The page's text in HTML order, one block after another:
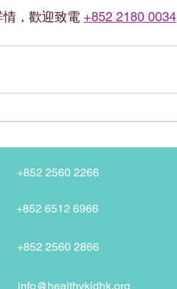
，歡迎致電 +852 2180 0034
+852 2560 2266
+852 6512 6966
+852 2560 2866
info@healthykidhk.org